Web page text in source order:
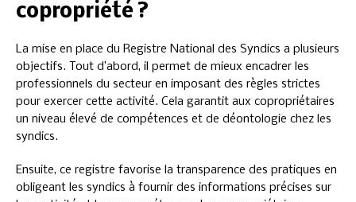
copropriété ?
La mise en place du Registre National des Syndics a plusieurs
objectifs. Tout d’abord, il permet de mieux encadrer les
professionnels du secteur en imposant des règles strictes
pour exercer cette activité. Cela garantit aux copropriétaires
un niveau élevé de compétences et de déontologie chez les
syndics.
Ensuite, ce registre favorise la transparence des pratiques en
obligeant les syndics à fournir des informations précises sur